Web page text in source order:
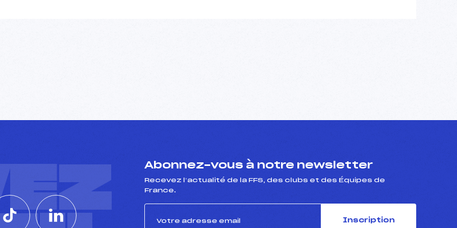
Abonnez-vous à notre newsletter
Recevez l’actualité de la FFS, des clubs et des Équipes de
France.
Inscription